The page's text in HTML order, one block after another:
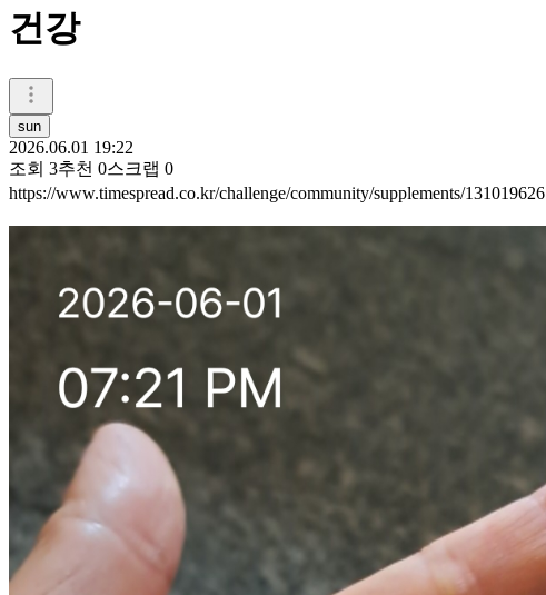
건강
sun
2026.06.01 19:22
조회 3추천 0스크랩 0
https://www.timespread.co.kr/challenge/community/supplements/131019626